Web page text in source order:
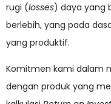
rugi (losses) daya yang
berlebih, yang pada
yang produktif.
Komitmen kami dalam
dengan produk yang